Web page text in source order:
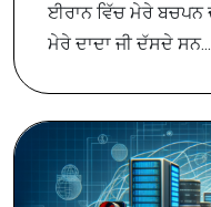
ਈਰਾਨ ਵਿੱਚ ਮੇਰੇ ਬਚਪਨ
ਮੇਰੇ ਦਾਦਾ ਜੀ ਦੱਸਦੇ ਸਨ...